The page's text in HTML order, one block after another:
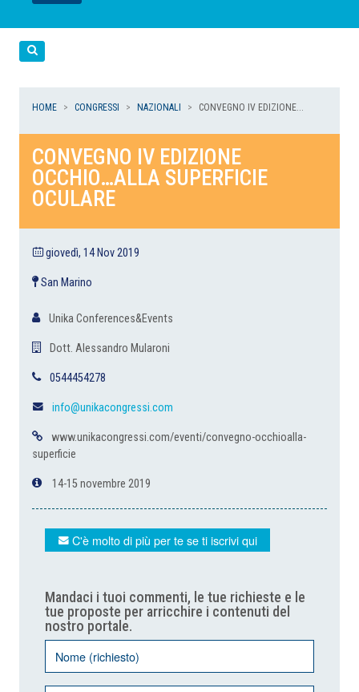
LEGGI
LEGGI
LEGGI
LEGGI
HOME CONGRESSI NAZIONALI CONVEGNO IV EDIZIONE...
CONVEGNO IV EDIZIONE
OCCHIO…ALLA SUPERFICIE
OCULARE
giovedì, 14 Nov 2019
San Marino
Unika Conferences&Events
Dott. Alessandro Mularoni
0544454278
info@unikacongressi.com
www.unikacongressi.com/eventi/convegno-occhioalla-
superficie
14-15 novembre 2019
C'è molto di più per te se ti iscrivi qui
Mandaci i tuoi commenti, le tue richieste e le
tue proposte per arricchire i contenuti del
nostro portale.